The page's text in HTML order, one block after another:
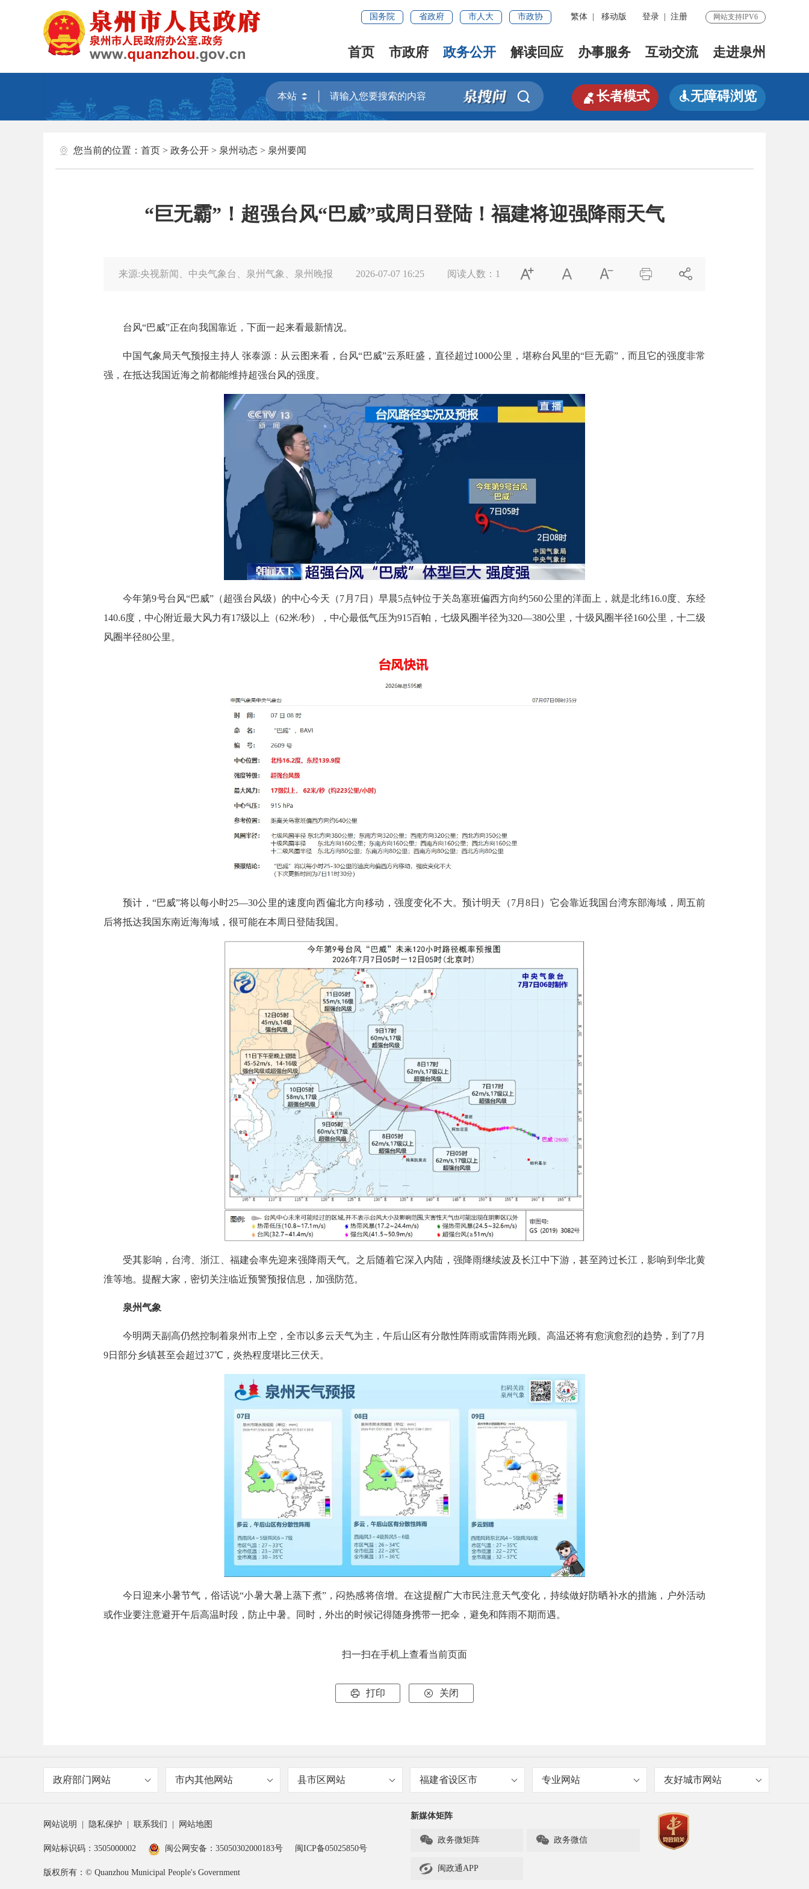
国务院 省政府 市人大 市政协 繁体 移动版 登录 注册 网站支持IPV6
首页 市政府 政务公开 解读回应 办事服务 互动交流 走进泉州
 长者模式 无障碍浏览
您当前的位置： 首页 > 政务公开 > 泉州动态 > 泉州要闻
“巨无霸”！超强台风“巴威”或周日登陆！福建将迎强降雨天气
来源:央视新闻、中央气象台、泉州气象、泉州晚报 2026-07-07 16:25 阅读人数： 1     
台风“巴威”正在向我国靠近，下面一起来看最新情况。
中国气象局天气预报主持人 张泰源：从云图来看，台风“巴威”云系旺盛，直径超过1000公里，堪称台风里的“巨无霸”，而且它的强度非常
强，在抵达我国近海之前都能维持超强台风的强度。
今年第9号台风“巴威”（超强台风级）的中心今天（7月7日）早晨5点钟位于关岛塞班偏西方向约560公里的洋面上，就是北纬16.0度、东经
140.6度，中心附近最大风力有17级以上（62米/秒），中心最低气压为915百帕，七级风圈半径为320—380公里，十级风圈半径160公里，十二级
风圈半径80公里。
预计，“巴威”将以每小时25—30公里的速度向西偏北方向移动，强度变化不大。预计明天（7月8日）它会靠近我国台湾东部海域，周五前
后将抵达我国东南近海海域，很可能在本周日登陆我国。
受其影响，台湾、浙江、福建会率先迎来强降雨天气。之后随着它深入内陆，强降雨继续波及长江中下游，甚至跨过长江，影响到华北黄
淮等地。提醒大家，密切关注临近预警预报信息，加强防范。
泉州气象
今明两天副高仍然控制着泉州市上空，全市以多云天气为主，午后山区有分散性阵雨或雷阵雨光顾。高温还将有愈演愈烈的趋势，到了7月
9日部分乡镇甚至会超过37℃，炎热程度堪比三伏天。
今日迎来小暑节气，俗话说“小暑大暑上蒸下煮”，闷热感将倍增。在这提醒广大市民注意天气变化，持续做好防晒补水的措施，户外活动
或作业要注意避开午后高温时段，防止中暑。同时，外出的时候记得随身携带一把伞，避免和阵雨不期而遇。
扫一扫在手机上查看当前页面
 打印  关闭
政府部门网站 市内其他网站 县市区网站 福建省设区市 专业网站 友好城市网站
网站说明 隐私保护 联系我们 网站地图
网站标识码：3505000002 闽公网安备：35050302000183号 闽ICP备05025850号
版权所有：© Quanzhou Municipal People's Government
新媒体矩阵
 政务微矩阵  政务微信
 闽政通APP